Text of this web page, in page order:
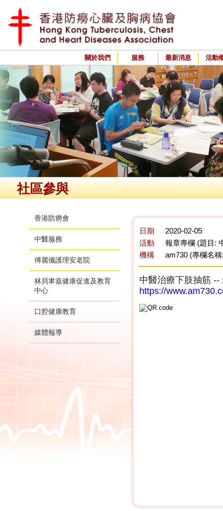
關於我們 服務 最新消息 活動
社區參與
香港防癆會
中醫服務
傅麗儀護理安老院
林貝聿嘉健康促進及教育
中心
口腔健康教育
媒體報導
日期
2020-02-05
活動
報章專欄 (題目:
機構
am730 (專欄名
中醫治療下肢抽筋 --
https://